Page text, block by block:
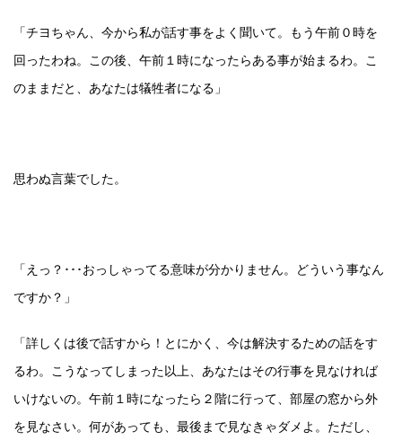
「チヨちゃん、今から私が話す事をよく聞いて。もう午前０時を
回ったわね。この後、午前１時になったらある事が始まるわ。こ
のままだと、あなたは犠牲者になる」
思わぬ言葉でした。
「えっ？･･･おっしゃってる意味が分かりません。どういう事なん
ですか？」
「詳しくは後で話すから！とにかく、今は解決するための話をす
るわ。こうなってしまった以上、あなたはその行事を見なければ
いけないの。午前１時になったら２階に行って、部屋の窓から外
を見なさい。何があっても、最後まで見なきゃダメよ。ただし、